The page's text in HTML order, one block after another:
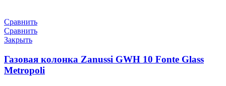
Сравнить
Сравнить
Закрыть
Газовая колонка Zanussi GWH 10 Fonte Glass
Metropoli